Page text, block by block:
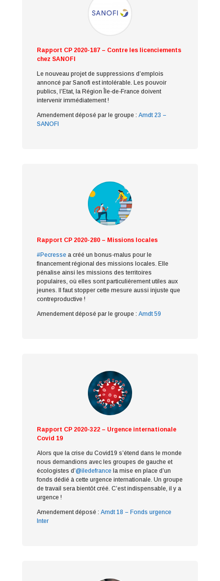
Rapport CP 2020-187 – Contre les licenciements
chez SANOFI
Le nouveau projet de suppressions d’emplois
annoncé par Sanofi est intolérable. Les pouvoir
publics, l’Etat, la Région Île-de-France doivent
intervenir immédiatement !
Amendement déposé par le groupe : Amdt 23 –
SANOFI
Rapport CP 2020-280 – Missions locales
#Pecressea créé un bonus-malus pour le
financement régional des missions locales. Elle
pénalise ainsi les missions des territoires
populaires, où elles sont particulièrement utiles aux
jeunes. Il faut stopper cette mesure aussi injuste que
contreproductive !
Amendement déposé par le groupe : Amdt 59
Rapport CP 2020-322 – Urgence internationale
Covid 19
Alors que la crise du Covid19 s’étend dans le monde
nous demandions avec les groupes de gauche et
écologistes d’@iledefrance la mise en place d’un
fonds dédié à cette urgence internationale. Un groupe
de travail sera bientôt créé. C’est indispensable, il y a
urgence !
Amendement déposé : Amdt 18 – Fonds urgence
Inter